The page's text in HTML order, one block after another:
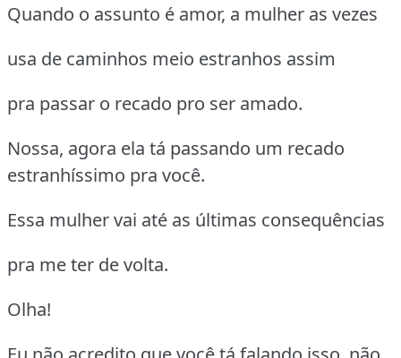
Quando o assunto é amor, a mulher as vezes
usa de caminhos meio estranhos assim
pra passar o recado pro ser amado.
Nossa, agora ela tá passando um recado
estranhíssimo pra você.
Essa mulher vai até as últimas consequências
pra me ter de volta.
Olha!